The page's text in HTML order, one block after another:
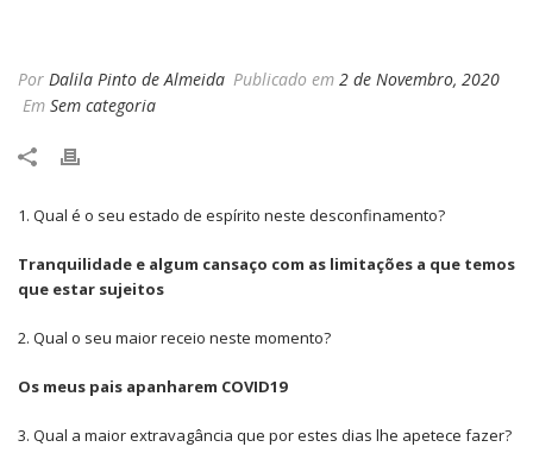
Por Dalila Pinto de Almeida Publicado em 2 de Novembro, 2020
Em Sem categoria
1. Qual é o seu estado de espírito neste desconfinamento?
Tranquilidade e algum cansaço com as limitações a que temos
que estar sujeitos
2. Qual o seu maior receio neste momento?
Os meus pais apanharem COVID19
3. Qual a maior extravagância que por estes dias lhe apetece fazer?